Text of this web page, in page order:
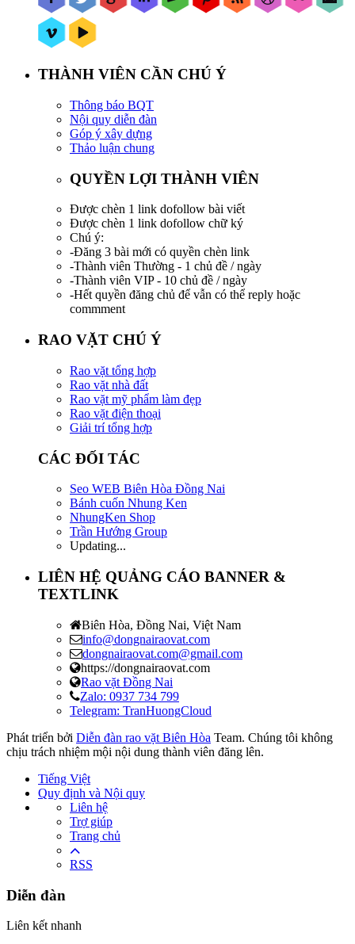
THÀNH VIÊN CẦN CHÚ Ý
Thông báo BQT
Nội quy diễn đàn
Góp ý xây dựng
Thảo luận chung
QUYỀN LỢI THÀNH VIÊN
Được chèn 1 link dofollow bài viết
Được chèn 1 link dofollow chữ ký
Chú ý:
-Đăng 3 bài mới có quyền chèn link
-Thành viên Thường - 1 chủ đề / ngày
-Thành viên VIP - 10 chủ đề / ngày
-Hết quyền đăng chủ để vẫn có thể reply hoặc
commment
RAO VẶT CHÚ Ý
Rao vặt tổng hợp
Rao vặt nhà đất
Rao vặt mỹ phẩm làm đẹp
Rao vặt điện thoại
Giải trí tổng hợp
CÁC ĐỐI TÁC
Seo WEB Biên Hòa Đồng Nai
Bánh cuốn Nhung Ken
NhungKen Shop
Trần Hướng Group
Updating...
LIÊN HỆ QUẢNG CÁO BANNER &
TEXTLINK
Biên Hòa, Đồng Nai, Việt Nam
info@dongnairaovat.com
dongnairaovat.com@gmail.com
https://dongnairaovat.com
Rao vặt Đồng Nai
Zalo: 0937 734 799
Telegram: TranHuongCloud
Phát triển bởi Diễn đàn rao vặt Biên Hòa Team. Chúng tôi không
chịu trách nhiệm mội nội dung thành viên đăng lên.
Tiếng Việt
Quy định và Nội quy
Liên hệ
Trợ giúp
Trang chủ
RSS
Diễn đàn
Liên kết nhanh